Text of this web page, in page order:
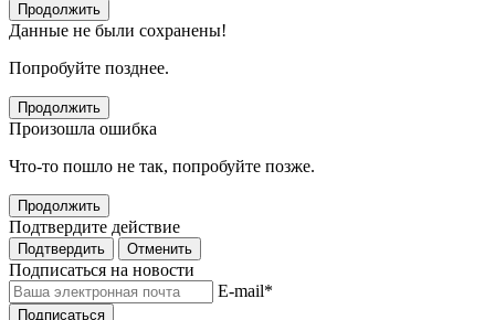
Продолжить
Данные не были сохранены!
Попробуйте позднее.
Продолжить
Произошла ошибка
Что-то пошло не так, попробуйте позже.
Продолжить
Подтвердите действие
Подтвердить Отменить
Подписаться на новости
E-mail*
Подписаться